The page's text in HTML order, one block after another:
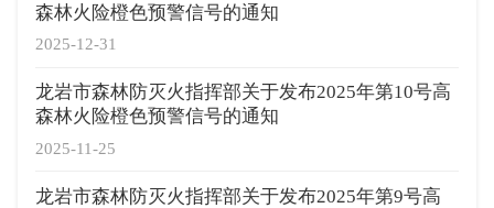
2025-12-31
森林火险橙色预警信号的通知
2025-11-25
龙岩市森林防灭火指挥部关于发布2025年第10号高
森林火险橙色预警信号的通知
龙岩市森林防灭火指挥部关于发布2025年第9号高